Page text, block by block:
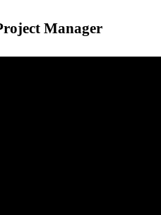
Manager